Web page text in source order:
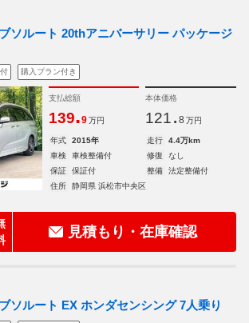
ソルート 20thアニバーサリー パッケージ
購入プラン付き
支払総額
139.9 万円
本体価格
121. 8 万円
年式 2015年 走行
4.4万km
車検
車検整備付 修復
なし
保証
保証付 整備
法定整備付
住所
静岡県 浜松市中央区
見積もり・在庫確認
ソルート EX ホンダセンシング 7人乗り